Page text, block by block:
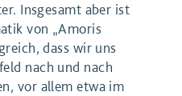
Insgesamt aber ist
von „Amoris
dass wir uns
nach und nach
vor allem etwa im